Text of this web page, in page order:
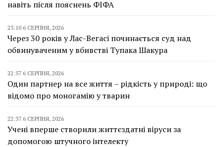
навіть після пояснень ФІФА
23:10 6 СЕРПНЯ, 2026
Через 30 років у Лас-Вегасі починається суд над
обвинуваченим у вбивстві Тупака Шакура
22:57 6 СЕРПНЯ, 2026
Один партнер на все життя – рідкість у природі: що
відомо про моногамію у тварин
22:37 6 СЕРПНЯ, 2026
Учені вперше створили життєздатні віруси за
допомогою штучного інтелекту